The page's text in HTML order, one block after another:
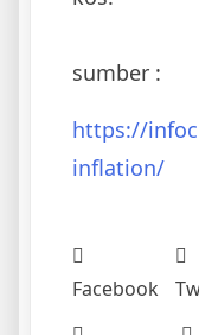
sumber :
https://
inflation/
Facebook